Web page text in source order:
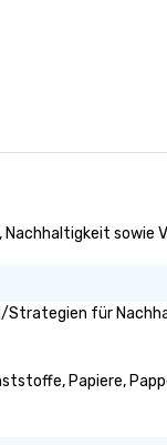
Nachhaltigkeit sowie
Strategien für
Papiere,